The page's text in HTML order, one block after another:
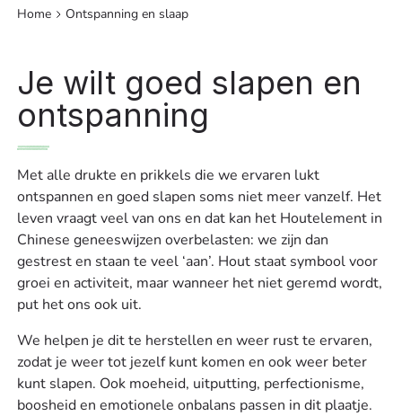
Home Ontspanning en slaap
Je wilt goed slapen en
ontspanning
Met alle drukte en prikkels die we ervaren lukt
ontspannen en goed slapen soms niet meer vanzelf. Het
leven vraagt veel van ons en dat kan het Houtelement in
Chinese geneeswijzen overbelasten: we zijn dan
gestrest en staan te veel ‘aan’. Hout staat symbool voor
groei en activiteit, maar wanneer het niet geremd wordt,
put het ons ook uit.
We helpen je dit te herstellen en weer rust te ervaren,
zodat je weer tot jezelf kunt komen en ook weer beter
kunt slapen. Ook moeheid, uitputting, perfectionisme,
boosheid en emotionele onbalans passen in dit plaatje.